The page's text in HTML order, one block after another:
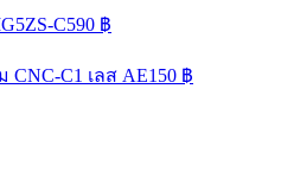
C590 ฿
C1 เลส AE150 ฿